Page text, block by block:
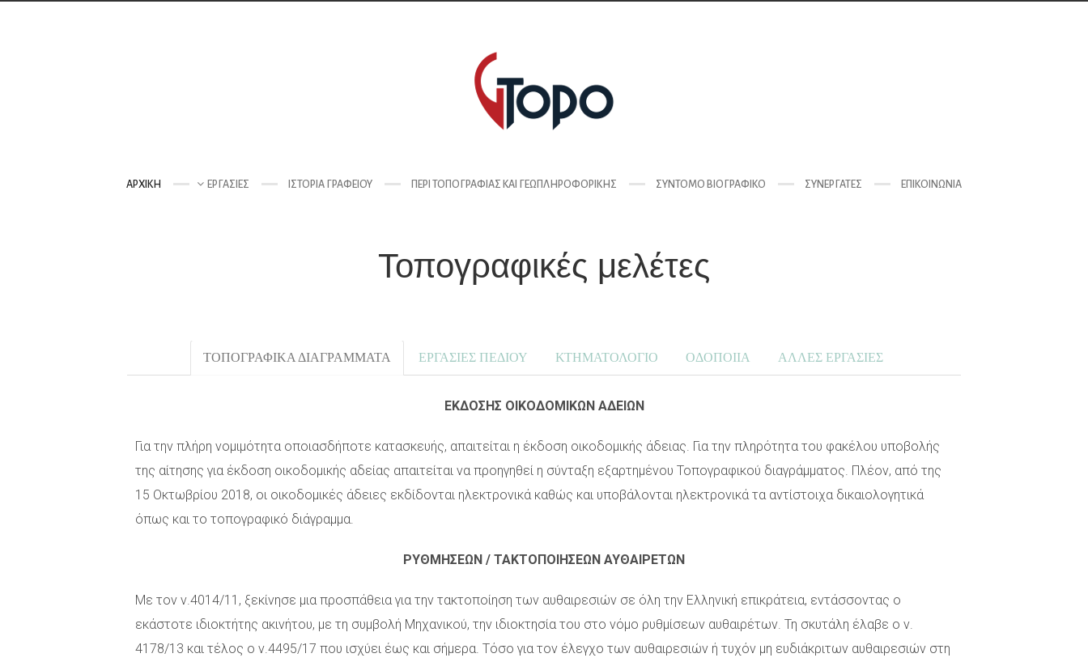
ΑΡΧΙΚΉ ΕΡΓΑΣΊΕΣ ΙΣΤΟΡΊΑ ΓΡΑΦΕΊΟΥ ΠΕΡΊ ΤΟΠΟΓΡΑΦΊΑΣ ΚΑΙ ΓΕΩΠΛΗΡΟΦΟΡΙΚΉΣ ΣΎΝΤΟΜΟ ΒΙΟΓΡΑΦΙΚΌ ΣΥΝΕΡΓΆΤΕΣ ΕΠΙΚΟΙΝΩΝΊΑ
Τοπογραφικές μελέτες
ΤΟΠΟΓΡΑΦΙΚΑ ΔΙΑΓΡΑΜΜΑΤΑ ΕΡΓΑΣΙΕΣ ΠΕΔΙΟΥ ΚΤΗΜΑΤΟΛΟΓΙΟ ΟΔΟΠΟΙΙΑ ΑΛΛΕΣ ΕΡΓΑΣΙΕΣ
ΕΚΔΟΣΗΣ ΟΙΚΟΔΟΜΙΚΩΝ ΑΔΕΙΩΝ
Για την πλήρη νομιμότητα οποιασδήποτε κατασκευής, απαιτείται η έκδοση οικοδομικής άδειας. Για την πληρότητα του φακέλου υποβολής
της αίτησης για έκδοση οικοδομικής αδείας απαιτείται να προηγηθεί η σύνταξη εξαρτημένου Τοπογραφικού διαγράμματος. Πλέον, από της
15 Οκτωβρίου 2018, οι οικοδομικές άδειες εκδίδονται ηλεκτρονικά καθώς και υποβάλονται ηλεκτρονικά τα αντίστοιχα δικαιολογητικά
όπως και το τοπογραφικό διάγραμμα.
ΡΥΘΜΗΣΕΩΝ / ΤΑΚΤΟΠΟΙΗΣΕΩΝ ΑΥΘΑΙΡΕΤΩΝ
Με τον ν.4014/11, ξεκίνησε μια προσπάθεια για την τακτοποίηση των αυθαιρεσιών σε όλη την Ελληνική επικράτεια, εντάσσοντας ο
εκάστοτε ιδιοκτήτης ακινήτου, με τη συμβολή Μηχανικού, την ιδιοκτησία του στο νόμο ρυθμίσεων αυθαιρέτων. Τη σκυτάλη έλαβε ο ν.
4178/13 και τέλος ο ν.4495/17 που ισχύει έως και σήμερα. Τόσο για τον έλεγχο των αυθαιρεσιών ή τυχόν μη ευδιάκριτων αυθαιρεσιών στη